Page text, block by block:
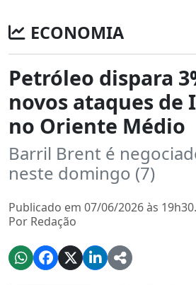
ECONOMIA
Petróleo dispara
novos ataques de
no Oriente Médio
Barril Brent é
neste domingo (7)
Publicado em 07/06/2026 às 19h30.
Por Redação